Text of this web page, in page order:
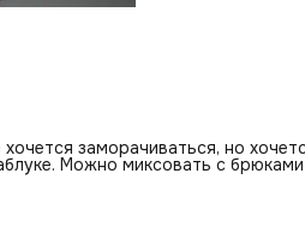
заморачиваться, но
Можно миксовать с брюками